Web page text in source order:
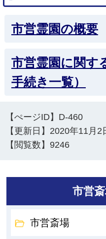
市営霊園の概要
市営霊園に関す
手続き一覧）
【ぺージID】 D-460
【更新日】 2020年11月2
【閲覧数】 9246
市営
市営斎場